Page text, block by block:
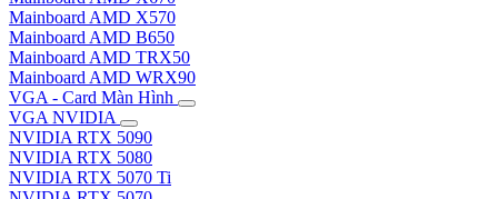
Mainboard AMD X570
Mainboard AMD B650
Mainboard AMD TRX50
Mainboard AMD WRX90
VGA - Card Màn Hình
VGA NVIDIA
NVIDIA RTX 5090
NVIDIA RTX 5080
NVIDIA RTX 5070 Ti